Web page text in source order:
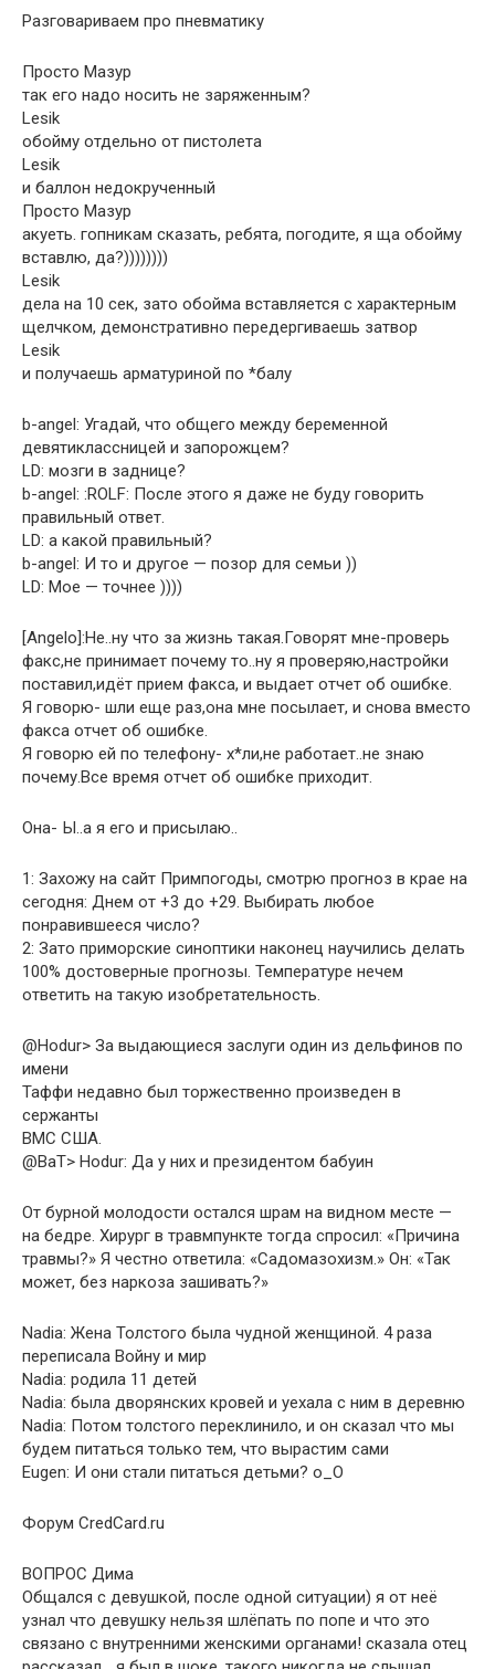
Разговариваем про пневматику
Просто Мазур
так его надо носить не заряженным?
Lesik
обойму отдельно от пистолета
Lesik
и баллон недокрученный
Просто Мазур
акуеть. гопникам сказать, ребята, погодите, я ща обойму
вставлю, да?))))))))
Lesik
дела на 10 сек, зато обойма вставляется с характерным
щелчком, демонстративно передергиваешь затвор
Lesik
и получаешь арматуриной по *балу
b-angel: Угадай, что общего между беременной
девятиклассницей и запорожцем?
LD: мозги в заднице?
b-angel: :ROLF: После этого я даже не буду говорить
правильный ответ.
LD: а какой правильный?
b-angel: И то и другое — позор для семьи ))
LD: Мое — точнее ))))
[Angelo]:Не..ну что за жизнь такая.Говорят мне-проверь
факс,не принимает почему то..ну я проверяю,настройки
поставил,идёт прием факса, и выдает отчет об ошибке.
Я говорю- шли еще раз,она мне посылает, и снова вместо
факса отчет об ошибке.
Я говорю ей по телефону- х*ли,не работает..не знаю
почему.Все время отчет об ошибке приходит.
Она- Ы..а я его и присылаю..
1: Захожу на сайт Примпогоды, смотрю прогноз в крае на
сегодня: Днем от +3 до +29. Выбирать любое
понравившееся число?
2: Зато приморские синоптики наконец научились делать
100% достоверные прогнозы. Температуре нечем
ответить на такую изобретательность.
@Hodur> За выдающиеся заслуги один из дельфинов по
имени
Таффи недавно был торжественно произведен в
сержанты
ВМС США.
@BaT> Hodur: Да у них и президентом бабуин
От бурной молодости остался шрам на видном месте —
на бедре. Хирург в травмпункте тогда спросил: «Причина
травмы?» Я честно ответила: «Садомазохизм.» Он: «Так
может, без наркоза зашивать?»
Nadia: Жена Толстого была чудной женщиной. 4 раза
переписала Войну и мир
Nadia: родила 11 детей
Nadia: была дворянских кровей и уехала с ним в деревню
Nadia: Потом толстого переклинило, и он сказал что мы
будем питаться только тем, что вырастим сами
Eugen: И они стали питаться детьми? o_O
Форум CredCard.ru
ВОПРОС Дима
Общался с девушкой, после одной ситуации) я от неё
узнал что девушку нельзя шлёпать по попе и что это
связано с внутренними женскими органами! сказала отец